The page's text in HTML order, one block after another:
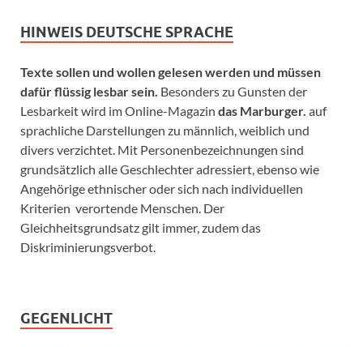
HINWEIS DEUTSCHE SPRACHE
Texte sollen und wollen gelesen werden und müssen
dafür flüssig lesbar sein. Besonders zu Gunsten der
Lesbarkeit wird im Online-Magazin das Marburger. auf
sprachliche Darstellungen zu männlich, weiblich und
divers verzichtet. Mit Personenbezeichnungen sind
grundsätzlich alle Geschlechter adressiert, ebenso wie
Angehörige ethnischer oder sich nach individuellen
Kriterien verortende Menschen. Der
Gleichheitsgrundsatz gilt immer, zudem das
Diskriminierungsverbot.
GEGENLICHT